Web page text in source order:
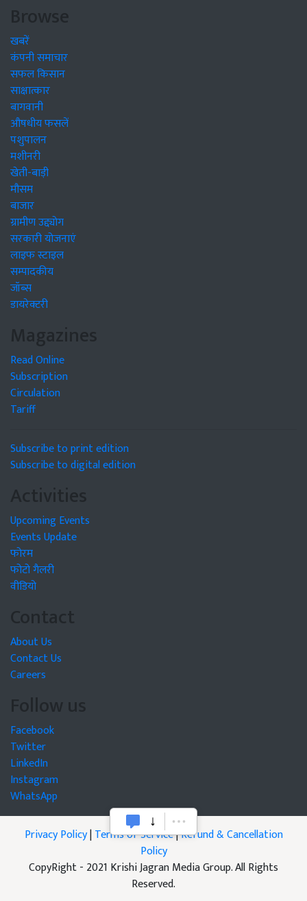
Browse
खबरें
कंपनी समाचार
सफल किसान
साक्षात्कार
बागवानी
औषधीय फसलें
पशुपालन
मशीनरी
खेती-बाड़ी
मौसम
बाजार
ग्रामीण उद्द्योग
सरकारी योजनाएं
लाइफ स्टाइल
सम्पादकीय
जॉब्स
डायरेक्टरी
Magazines
Read Online
Subscription
Circulation
Tariff
Subscribe to print edition
Subscribe to digital edition
Activities
Upcoming Events
Events Update
फोरम
फोटो गैलरी
वीडियो
Contact
About Us
Contact Us
Careers
Follow us
Facebook
Twitter
LinkedIn
Instagram
WhatsApp
Privacy Policy|Terms of Service|Refund & Cancellation
Policy
CopyRight - 2021 Krishi Jagran Media Group. All Rights
Reserved.